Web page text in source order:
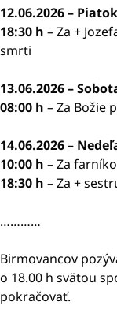
12.06.2026 –
18:30 h – Za +
smrti
13.06.2026 –
08:00 h – Za Božie
14.06.2026 –
10:00 h – Za
18:30 h – Za +
…………
Birmovancov
o 18.00 h svätou
pokračovať.